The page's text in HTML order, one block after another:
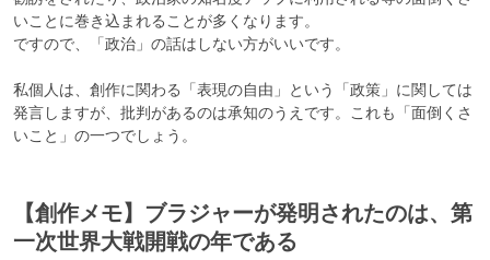
いことに巻き込まれることが多くなります。
ですので、「政治」の話はしない方がいいです。
私個人は、創作に関わる「表現の自由」という「政策」に関しては
発言しますが、批判があるのは承知のうえです。これも「面倒くさ
いこと」の一つでしょう。
【創作メモ】ブラジャーが発明されたのは、第
一次世界大戦開戦の年である